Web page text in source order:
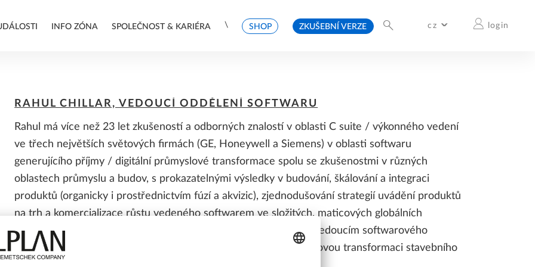
SPOLUPRÁCE
Renovace staveb
Project & Teams
ÚSPĚŠNÉ PŘÍBĚHY
Reference - Stavební konstrukce
Reference - Stavební inženýrství
POROVNÁNÍ KONFIGURACÍ A
CEN
ALLPLAN pakety a ceny
SOFTWARE PRO SPOLUPRÁCI
BIMPLUS - Mezioborová spolupráce
PARTNERSKÁ SOFTWAROVÁ
PODPORA
Technická podpora
ALLPLAN Serviceplus
Learn Now
PRO ZÁKAZNÍKY
ALLPLAN Connect
VZDĚLÁVÁNÍ
NYNÍ ONLINE
ALLPLAN LEARN NOW:
VZDĚLÁVACÍ PLATFORMA
INFO ZÓNA
ALLPLAN 2026 FEATURES
HELLO ALLPLAN!
POZNÁMKY K VYDÁNÍ
VÍCE INFORMACÍ
ALLPLAN BLOG
BLOG PRO
ARCHITEKTY A STAVEBNÍ
SPOLEČNOST & KARIÉRA
PORADENSTVÍ A PRODEJ
KONTAKTY
VÍCE INFORMACÍ
ALLPLAN BLOG
BLOG PRO
ARCHITEKTY A STAVEBNÍ
\ SHOP ZKUŠEBNÍ VERZE
cz
login
RAHUL CHILLAR, VEDOUCÍ ODDĚLENÍ SOFTWARU
Rahul má více než 23 let zkušeností a odborných znalostí v oblasti C suite / výkonného vedení
ve třech největších světových firmách (GE, Honeywell a Siemens) v oblasti softwaru
generujícího příjmy / digitální průmyslové transformace spolu se zkušenostmi v různých
oblastech průmyslu a budov, s prokazatelnými výsledky v budování, škálování a integraci
produktů (organicky i prostřednictvím fúzí a akvizic), zjednodušování strategií uvádění produktů
na trh a komercializace růstu vedeného softwarem ve složitých, maticových globálních
prostředích. (CEO, CPO, CDO, CTO). Rahul je v současné době vedoucím softwarového
oddělení ve společnosti Nemetschek Group, která vede softwarovou transformaci stavebního